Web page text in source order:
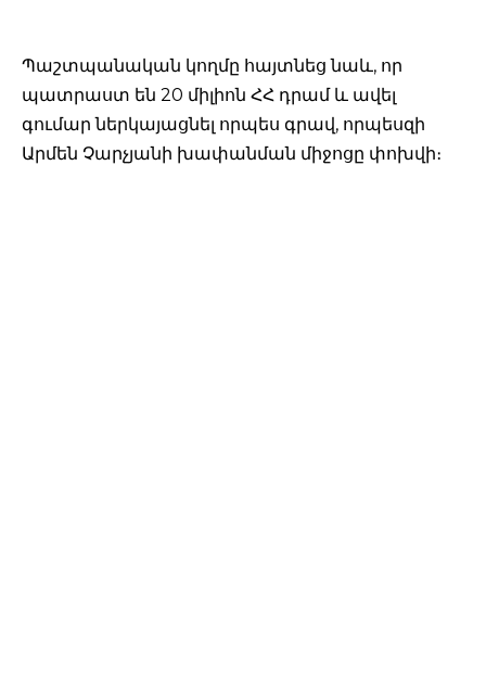
Պաշտպանական կողմը հայտնեց նաև, որ
պատրաստ են 20 միլիոն ՀՀ դրամ և ավել
գումար ներկայացնել որպես գրավ, որպեսզի
Արմեն Չարչյանի խափանման միջոցը փոխվի։